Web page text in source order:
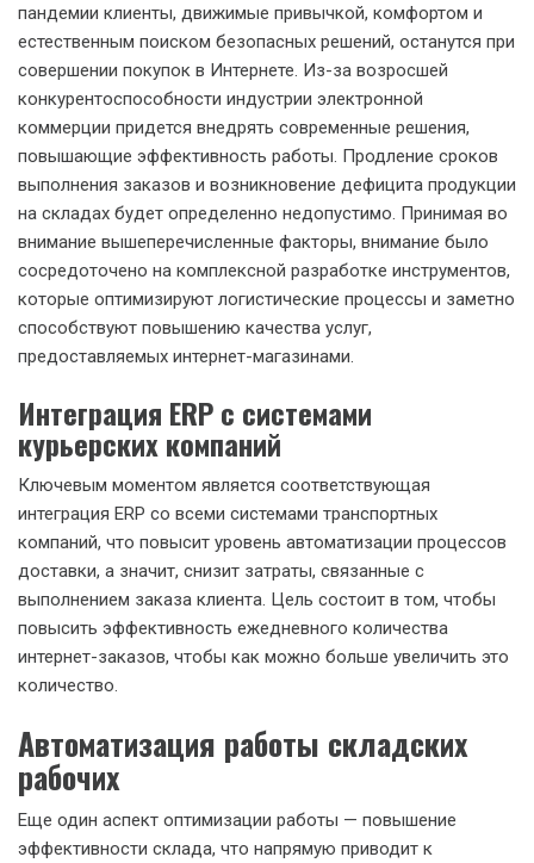
пандемии клиенты, движимые привычкой, комфортом и
естественным поиском безопасных решений, останутся при
совершении покупок в Интернете. Из-за возросшей
конкурентоспособности индустрии электронной
коммерции придется внедрять современные решения,
повышающие эффективность работы. Продление сроков
выполнения заказов и возникновение дефицита продукции
на складах будет определенно недопустимо. Принимая во
внимание вышеперечисленные факторы, внимание было
сосредоточено на комплексной разработке инструментов,
которые оптимизируют логистические процессы и заметно
способствуют повышению качества услуг,
предоставляемых интернет-магазинами.
Интеграция ERP с системами
курьерских компаний
Ключевым моментом является соответствующая
интеграция ERP со всеми системами транспортных
компаний, что повысит уровень автоматизации процессов
доставки, а значит, снизит затраты, связанные с
выполнением заказа клиента. Цель состоит в том, чтобы
повысить эффективность ежедневного количества
интернет-заказов, чтобы как можно больше увеличить это
количество.
Автоматизация работы складских
рабочих
Еще один аспект оптимизации работы — повышение
эффективности склада, что напрямую приводит к